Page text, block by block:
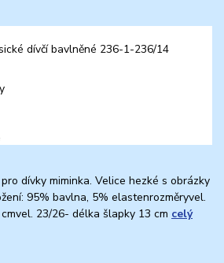
dívky miminka. Velice hezké s obrázky
95% bavlna, 5% elastenrozměryvel.
23/26- délka šlapky 13 cm celý